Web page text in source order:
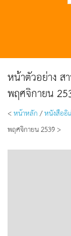
หน้าตัวอย่าง
พฤศจิกายน
<หน้าหลัก /หนังสืออิ
พฤศจิกายน 2539 >